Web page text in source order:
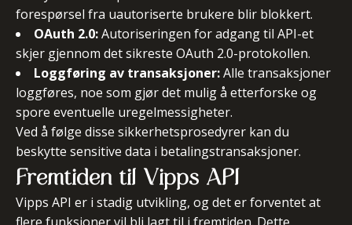
forespørsel fra uautoriserte brukere blir blokkert.
OAuth 2.0:Autoriseringen for adgang til API-et
skjer gjennom det sikreste OAuth 2.0-protokollen.
Loggføring av transaksjoner:Alle transaksjoner
loggføres, noe som gjør det mulig å etterforske og
spore eventuelle uregelmessigheter.
Ved å følge disse sikkerhetsprosedyrer kan du
beskytte sensitive data i betalingstransaksjoner.
Fremtiden til Vipps API
Vipps API er i stadig utvikling, og det er forventet at